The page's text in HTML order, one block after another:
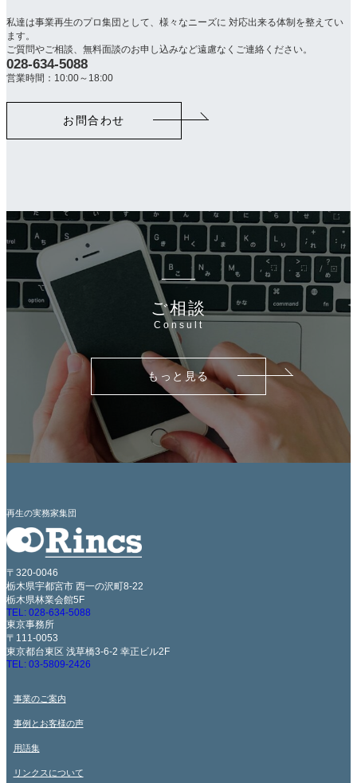
私達は事業再生のプロ集団として、様々なニーズに 対応出来る体制を整えてい
ます。
ご質問やご相談、無料面談のお申し込みなど遠慮なくご連絡ください。
カ
ラ
ク
028-634-5088
営業時間：10:00～18:00
お問合わせ
ご相談
Consult
もっと見る
再生の実務家集団
〒320-0046
栃木県宇都宮市 西一の沢町8-22
栃木県林業会館5F
TEL: 028-634-5088
東京事務所
〒111-0053
東京都台東区 浅草橋3-6-2 幸正ビル2F
TEL: 03-5809-2426
事業のご案内
事例とお客様の声
用語集
リンクスについて